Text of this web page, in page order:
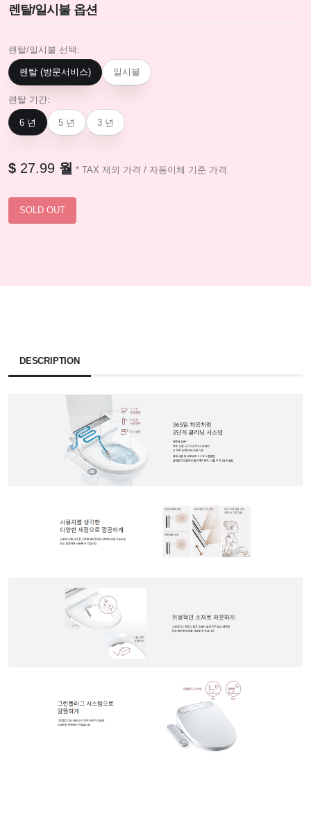
렌탈/일시불 옵션
렌탈/일시불 선택:
렌탈 (방문서비스) 일시불
렌탈 기간:
6 년 5 년 3 년
$ 27.99 월 * TAX 제외 가격 / 자동이체 기준 가격
DESCRIPTION